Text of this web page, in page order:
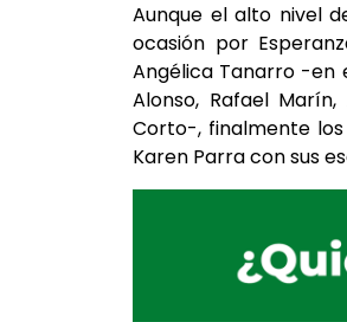
Aunque el alto nivel
ocasión por
Angélica Tanarro -en
Alonso, Rafael
Corto-, finalmente
Karen Parra con sus